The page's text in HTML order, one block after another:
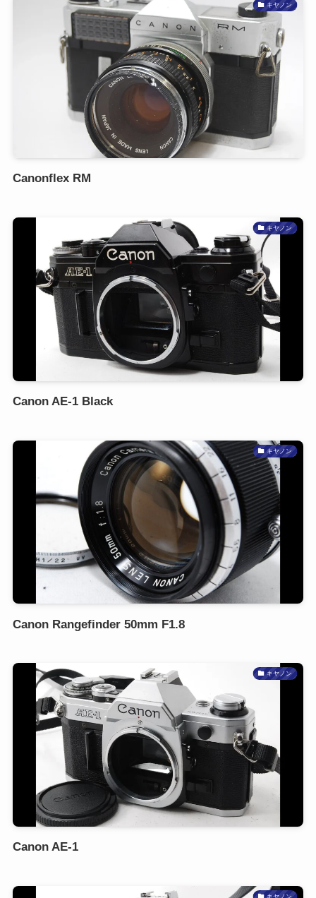
キヤノン
Canonflex RM
キヤノン
Canon AE-1 Black
キヤノン
Canon Rangefinder 50mm F1.8
キヤノン
Canon AE-1
キヤノン